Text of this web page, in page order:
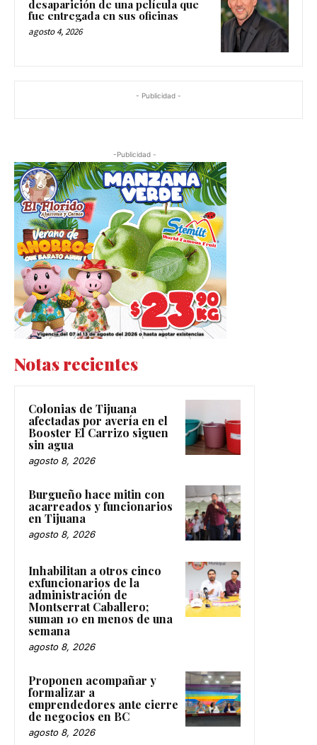
desaparición de una película que
fue entregada en sus oficinas
agosto 4, 2026
- Publicidad -
-Publicidad -
Notas recientes
Colonias de Tijuana
afectadas por avería en el
Booster El Carrizo siguen
sin agua
agosto 8, 2026
Burgueño hace mitin con
acarreados y funcionarios
en Tijuana
agosto 8, 2026
Inhabilitan a otros cinco
exfuncionarios de la
administración de
Montserrat Caballero;
suman 10 en menos de una
semana
agosto 8, 2026
Proponen acompañar y
formalizar a
emprendedores ante cierre
de negocios en BC
agosto 8, 2026